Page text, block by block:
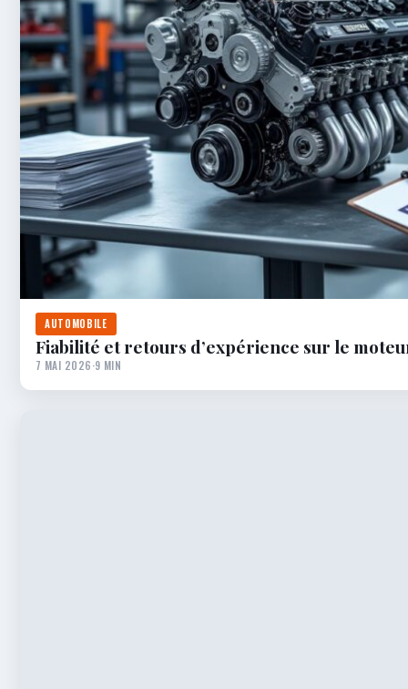
AUTOMOBILE
Fiabilité et retours d’expérience sur le
7 MAI 2026·9 MIN